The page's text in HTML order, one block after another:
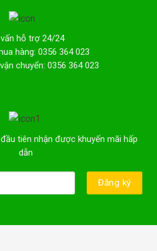
hỗ trợ 24/24
hàng: 0356 364 023
chuyển: 0356 364 023
tiên nhận được khuyến mãi hấp
dẫn